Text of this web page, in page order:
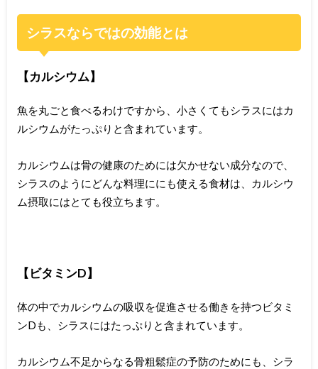
シラスならではの効能とは
【カルシウム】
魚を丸ごと食べるわけですから、小さくてもシラスにはカ
ルシウムがたっぷりと含まれています。
カルシウムは骨の健康のためには欠かせない成分なので、
シラスのようにどんな料理ににも使える食材は、カルシウ
ム摂取にはとても役立ちます。
【ビタミンD】
体の中でカルシウムの吸収を促進させる働きを持つビタミ
ンDも、シラスにはたっぷりと含まれています。
カルシウム不足からなる骨粗鬆症の予防のためにも、シラ